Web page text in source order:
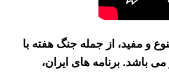
و مفید، از جمله جنگ هفته با
باشد. برنامه های ایران،